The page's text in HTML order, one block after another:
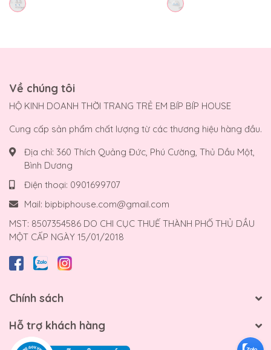
Về chúng tôi
HỘ KINH DOANH THỜI TRANG TRẺ EM BÍP BÍP HOUSE
Cung cấp sản phẩm chất lượng từ các thương hiệu hàng đầu.
Địa chỉ: 360 Thích Quảng Đức, Phú Cường, Thủ Dầu Một,
Bình Dương
Điện thoại: 0901699707
Mail: bipbiphouse.com@gmail.com
MST: 8507354586 DO CHI CỤC THUẾ THÀNH PHỐ THỦ DẦU
MỘT CẤP NGÀY 15/01/2018
Chính sách
Hỗ trợ khách hàng